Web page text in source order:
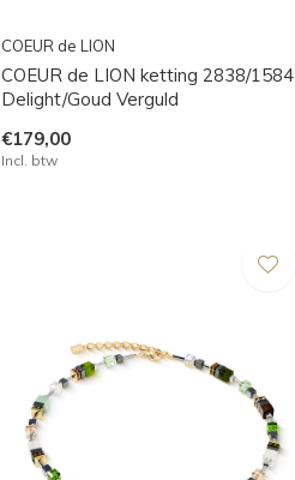
COEUR de LION
COEUR de LION ketting 2838/1584
Delight/Goud Verguld
€179,00
Incl. btw